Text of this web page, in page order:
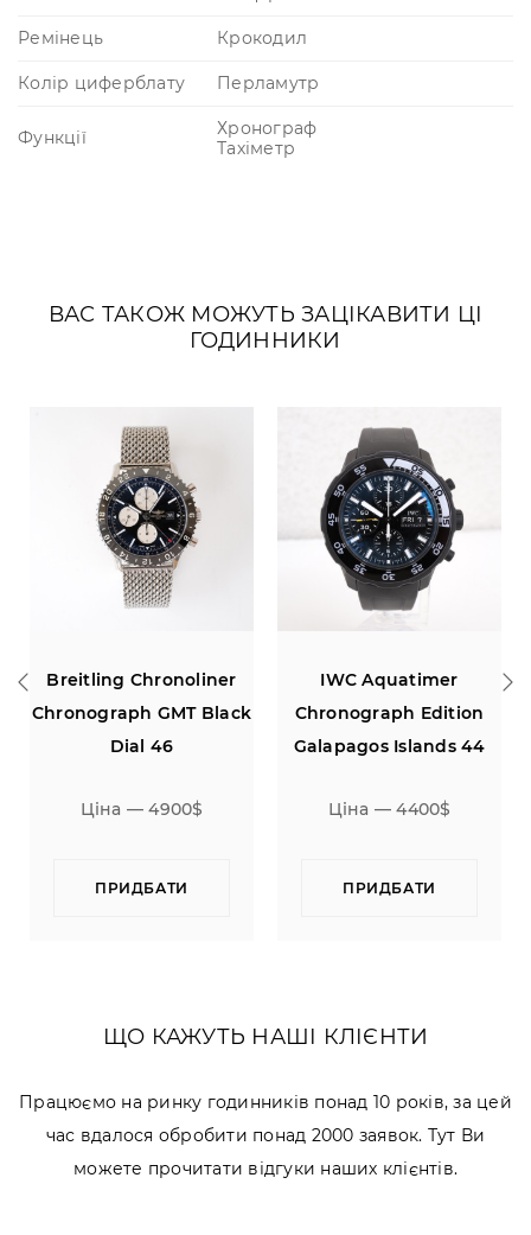
Ремінець Крокодил
Колір циферблату Перламутр
Функції
Хронограф
Тахіметр
ВАС ТАКОЖ МОЖУТЬ ЗАЦІКАВИТИ ЦІ
ГОДИННИКИ
GMT Black
IWC Aquatimer
Chronograph Edition
Galapagos Islands 44
Ціна — 4400$
Chaumet
GMT 18K
Ціна —
ЩО КАЖУТЬ НАШІ КЛІЄНТИ
Працюємо на ринку годинників понад 10 років, за цей
час вдалося обробити понад 2000 заявок. Тут Ви
можете прочитати відгуки наших клієнтів.